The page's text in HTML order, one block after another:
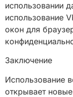
использовании
использование
окон для
Заключение
Использование
открывает